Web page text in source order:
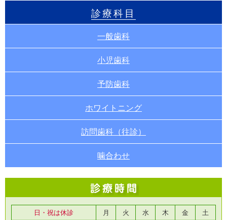
診療科目
一般歯科
小児歯科
予防歯科
ホワイトニング
訪問歯科（往診）
噛合わせ
日・祝は休診 月 火 水 木 金
土